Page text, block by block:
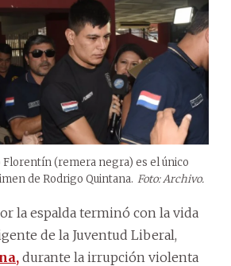
Florentín (remera negra) es el único
de Rodrigo Quintana. Foto: Archivo.
la espalda terminó con la vida
de la Juventud Liberal,
durante la irrupción violenta